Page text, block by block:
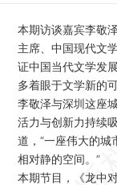
本期访谈嘉宾李敬
主席、中国现代文
证中国当代文学发
多着眼于文学新的
李敬泽与深圳这座
活力与创新力持续
道，“一座伟大的城
相对静的空间。”
本期节目，《龙中